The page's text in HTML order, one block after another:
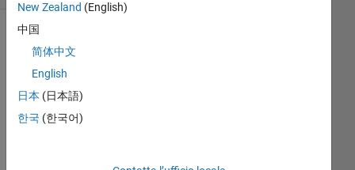
New Zealand (English)
中国
简体中文
English
日本 (日本語)
한국 (한국어)